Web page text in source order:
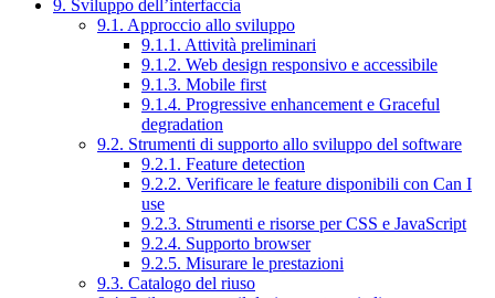
9. Sviluppo dell’interfaccia
9.1. Approccio allo sviluppo
9.1.1. Attività preliminari
9.1.2. Web design responsivo e accessibile
9.1.3. Mobile first
9.1.4. Progressive enhancement e Graceful
degradation
9.2. Strumenti di supporto allo sviluppo del software
9.2.1. Feature detection
9.2.2. Verificare le feature disponibili con Can I
use
9.2.3. Strumenti e risorse per CSS e JavaScript
9.2.4. Supporto browser
9.2.5. Misurare le prestazioni
9.3. Catalogo del riuso